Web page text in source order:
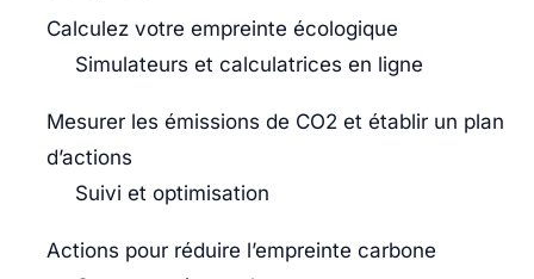
Calculez votre empreinte écologique
Simulateurs et calculatrices en ligne
Mesurer les émissions de CO2 et établir un plan
d’actions
Suivi et optimisation
Actions pour réduire l’empreinte carbone